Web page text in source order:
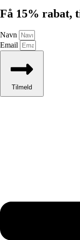
Få 15% rabat,
Navn
Email
Tilmeld